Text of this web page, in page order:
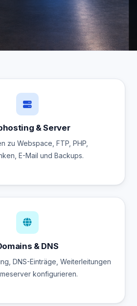
& Server
zu Webspace, FTP, PHP,
E-Mail und Backups.
& DNS
DNS-Einträge, Weiterleitungen
konfigurieren.